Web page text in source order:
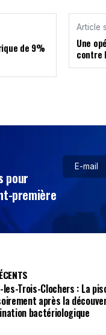
de 9%
Article
Une
contre
pour
première
Trois-Clochers : La
après la
bactériologique